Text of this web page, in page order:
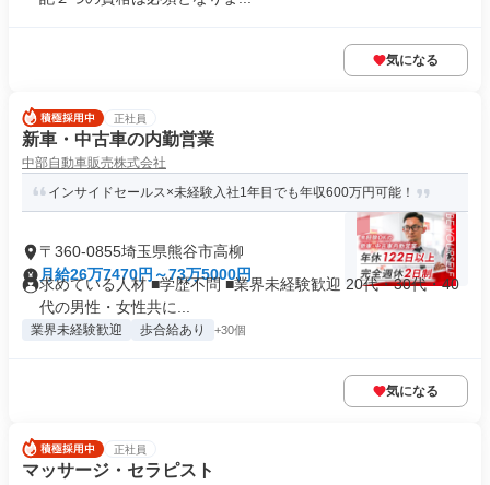
気になる
正社員
新車・中古車の内勤営業
中部自動車販売株式会社
インサイドセールス×未経験入社1年目でも年収600万円可能！
〒360-0855埼玉県熊谷市高柳
月給26万7470円～73万5000円
求めている人材 ■学歴不問 ■業界未経験歓迎 20代・30代・40
代の男性・女性共に...
業界未経験歓迎 歩合給あり +30個
気になる
正社員
マッサージ・セラピスト